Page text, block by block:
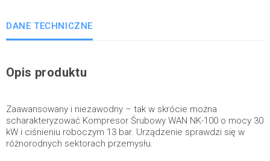
DANE TECHNICZNE
Opis produktu
Zaawansowany i niezawodny – tak w skrócie można
scharakteryzować Kompresor Śrubowy WAN NK-100 o mocy 30
kW i ciśnieniu roboczym 13 bar. Urządzenie sprawdzi się w
różnorodnych sektorach przemysłu.